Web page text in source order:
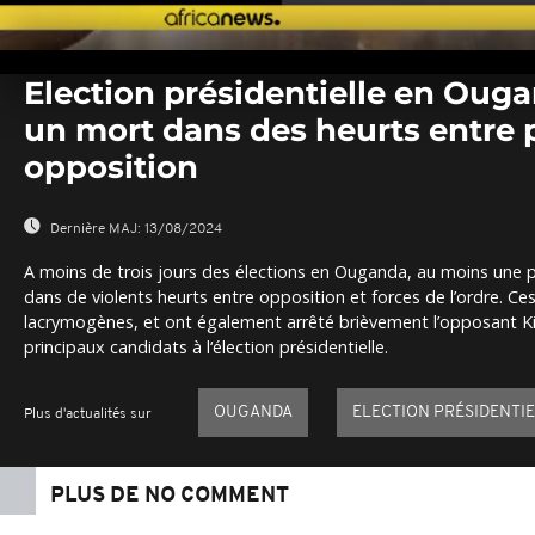
seconds
seconds
Volume
Election présidentielle en
un mort dans des heurts entre
opposition
Dernière MAJ: 13/08/2024
A moins de trois jours des élections en Ouganda, au moins une
dans de violents heurts entre opposition et forces de l’ordre.
lacrymogènes, et ont également arrêté brièvement l’opposant
principaux candidats à l‘élection présidentielle.
Plus d'actualités sur OUGANDA ELECTION
PLUS DE NO COMMENT